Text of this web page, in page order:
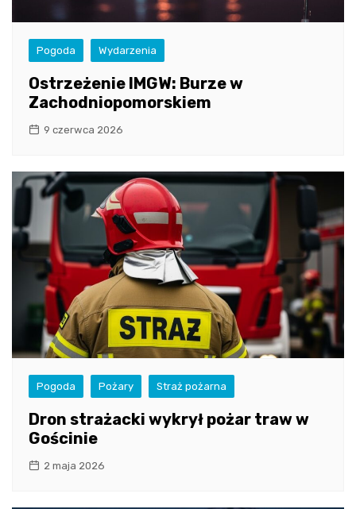
Pogoda Wydarzenia
Ostrzeżenie IMGW: Burze w
Zachodniopomorskiem
9 czerwca 2026
Pogoda Pożary Straż pożarna
Dron strażacki wykrył pożar traw w
Gościnie
2 maja 2026